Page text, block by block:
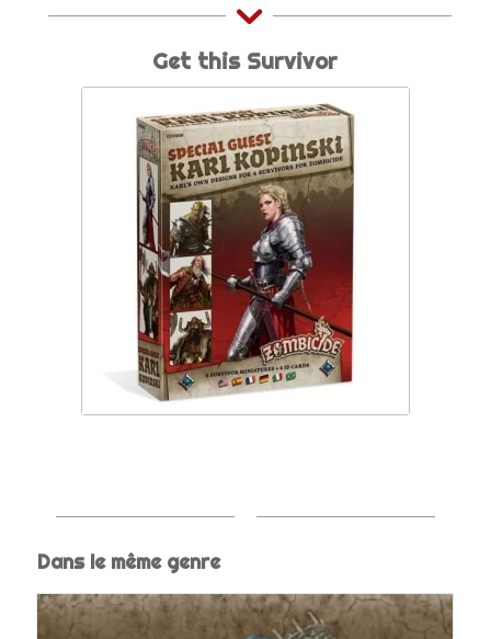
Get this Survivor
Dans le même genre